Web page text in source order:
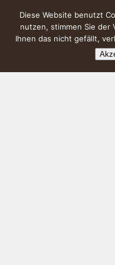
Diese Website benutzt
nutzen, stimmen Sie der
Ihnen das nicht gefällt,